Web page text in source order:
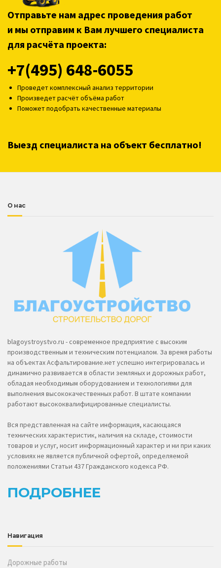
Отправьте нам адрес проведения работ
и мы отправим к Вам лучшего специалиста
для расчёта проекта:
+7(495) 648-6055
Проведет комплексный анализ территории
Произведет расчёт объёма работ
Поможет подобрать качественные материалы
Выезд специалиста на объект бесплатно!
О нас
blagoystroystvo.ru - современное предприятие с высоким
производственным и техническим потенциалом. За время работы
на объектах Асфальтирование.нет успешно интегрировалась и
динамично развивается в области земляных и дорожных работ,
обладая необходимым оборудованием и технологиями для
выполнения высококачественных работ. В штате компании
работают высококвалифицированные специалисты.
Вся представленная на сайте информация, касающаяся
технических характеристик, наличия на складе, стоимости
товаров и услуг, носит информационный характер и ни при каких
условиях не является публичной офертой, определяемой
положениями Статьи 437 Гражданского кодекса РФ.
ПОДРОБНЕЕ
Навигация
Дорожные работы